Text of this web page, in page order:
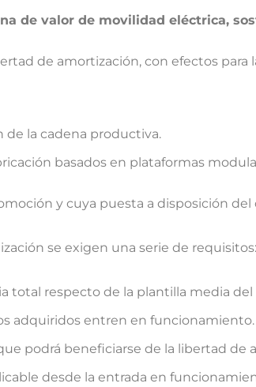
de valor de movilidad eléctrica,
de amortización, con efectos
de la cadena productiva.
basados en plataformas
y cuya puesta a disposición
se exigen una serie de requisitos:
respecto de la plantilla media
adquiridos entren en funcionamiento.
podrá beneficiarse de la libertad de
desde la entrada en